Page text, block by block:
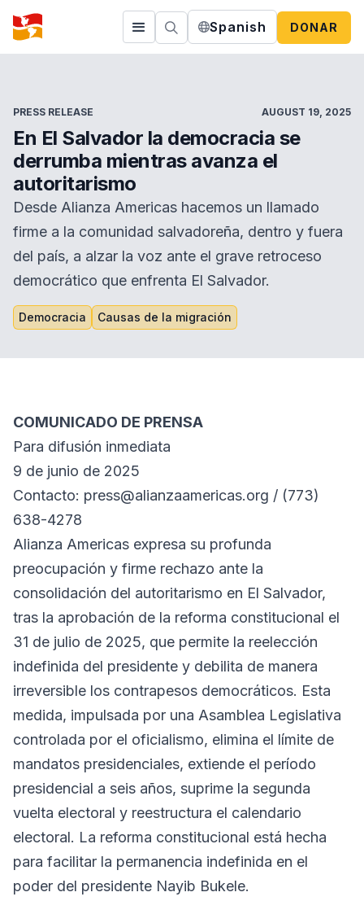
Spanish DONAR
PRESS RELEASE AUGUST 19, 2025
En El Salvador la democracia se
derrumba mientras avanza el
autoritarismo
Desde Alianza Americas hacemos un llamado
firme a la comunidad salvadoreña, dentro y fuera
del país, a alzar la voz ante el grave retroceso
democrático que enfrenta El Salvador.
Democracia Causas de la migración
COMUNICADO DE PRENSA
Para difusión inmediata
9 de junio de 2025
Contacto: press@alianzaamericas.org / (773)
638-4278
Alianza Americas expresa su profunda
preocupación y firme rechazo ante la
consolidación del autoritarismo en El Salvador,
tras la aprobación de la reforma constitucional el
31 de julio de 2025, que permite la reelección
indefinida del presidente y debilita de manera
irreversible los contrapesos democráticos. Esta
medida, impulsada por una Asamblea Legislativa
controlada por el oficialismo, elimina el límite de
mandatos presidenciales, extiende el período
presidencial a seis años, suprime la segunda
vuelta electoral y reestructura el calendario
electoral. La reforma constitucional está hecha
para facilitar la permanencia indefinida en el
poder del presidente Nayib Bukele.